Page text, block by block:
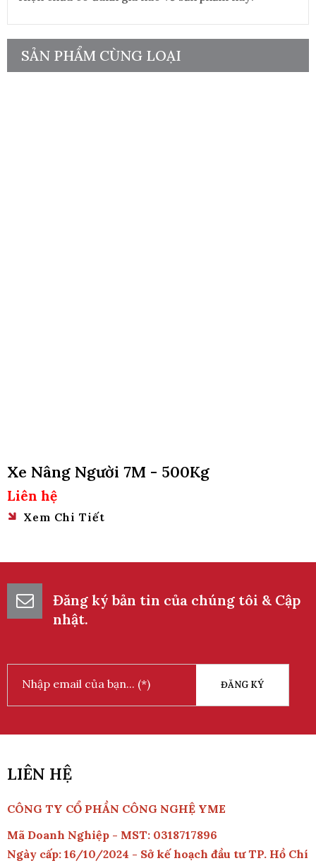
SẢN PHẨM CÙNG LOẠI
Xe Nâng Người 7M - 500Kg
Liên hệ
Xem Chi Tiết
Đăng ký bản tin của chúng tôi & Cập
nhật.
ĐĂNG KÝ
LIÊN HỆ
CÔNG TY CỔ PHẦN CÔNG NGHỆ YME
Mã Doanh Nghiệp - MST: 0318717896
Ngày cấp: 16/10/2024 - Sở kế hoạch đầu tư TP. Hồ Chí